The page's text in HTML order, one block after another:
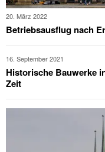
20. März 2022
Betriebsausflug nach
16. September 2021
Historische Bauwerke
Zeit